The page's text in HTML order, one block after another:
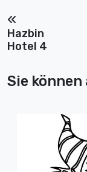
Hazbin
Hotel 4
Sie können